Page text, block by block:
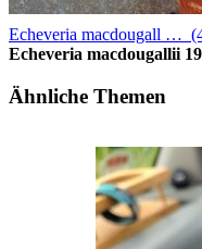
Echeveria macdougall …
Echeveria macdougallii
Ähnliche Themen